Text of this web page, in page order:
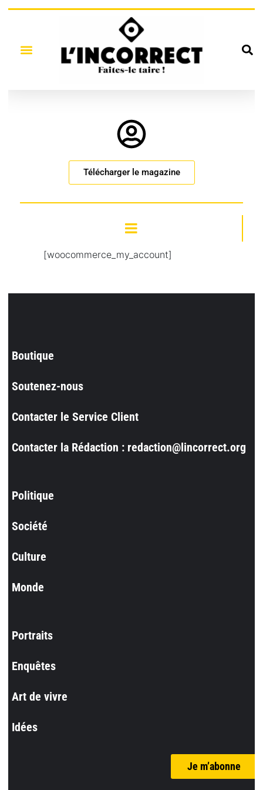
Télécharger le magazine
[woocommerce_my_account]
Boutique
Soutenez-nous
Contacter le Service Client
Contacter la Rédaction : redaction@lincorrect.org
Politique
Société
Culture
Monde
Portraits
Enquêtes
Art de vivre
Idées
Je m’abonne